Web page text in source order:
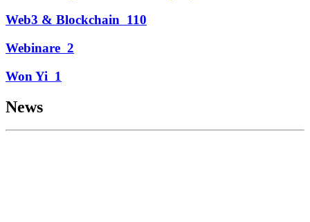
Web3 & Blockchain 110
Webinare 2
Won Yi 1
News